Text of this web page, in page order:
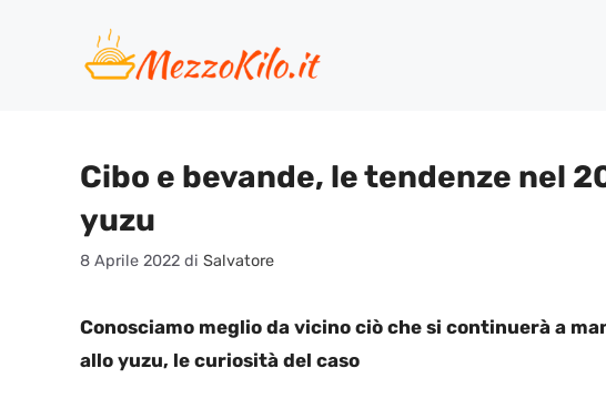
contenuto
Cibo e bevande, le tendenze nel
yuzu
8 Aprile 2022 di Salvatore
Conosciamo meglio da vicino ciò che si continuerà a
allo yuzu, le curiosità del caso